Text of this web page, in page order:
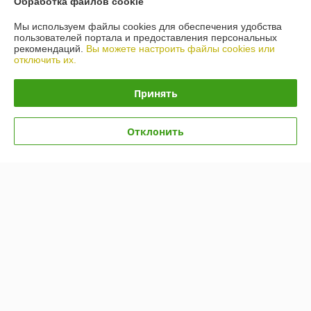
График работы
Полная версия сайта
Политика обработки cookies
Сайт создан на платформе Deal.by
Мы используем файлы cookies для обеспечения удобства
пользователей портала и предоставления персональных
рекомендаций. Вы можете настроить файлы cookies или
отключить их.
Принять
Отклонить